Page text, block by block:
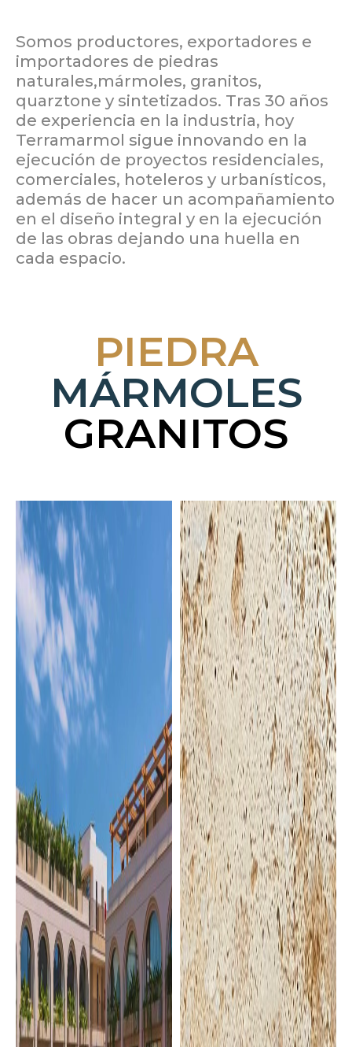
Somos productores, exportadores e
importadores de piedras
naturales,mármoles, granitos,
quarztone y sintetizados. Tras 30 años
de experiencia en la industria, hoy
Terramarmol sigue innovando en la
ejecución de proyectos residenciales,
comerciales, hoteleros y urbanísticos,
además de hacer un acompañamiento
en el diseño integral y en la ejecución
de las obras dejando una huella en
cada espacio.
PIEDRA
MÁRMOLES
GRANITOS